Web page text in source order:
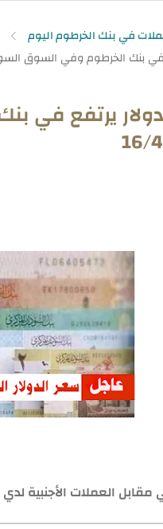
في بنك الخرطوم اليوم
يرتفع في
العملات الأجنبية لدي